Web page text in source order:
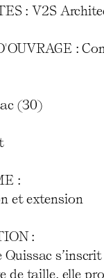
: V2S
:
(30)
:
et extension
:
de taille, elle